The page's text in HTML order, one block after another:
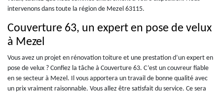
intervenons dans toute la région de Mezel 63115.
Couverture 63, un expert en pose de velux
à Mezel
Vous avez un projet en rénovation toiture et une prestation d’un expert en
pose de velux ? Confiez la tâche à Couverture 63. C’est un couvreur fiable
en se secteur à Mezel. Il vous apportera un travail de bonne qualité avec
un prix vraiment raisonnable. Vous allez être satisfait du service. Ce sera